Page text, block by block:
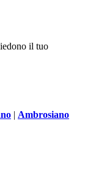
il tuo
| Ambrosiano